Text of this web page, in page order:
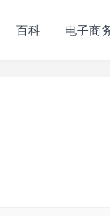
百科 电子商